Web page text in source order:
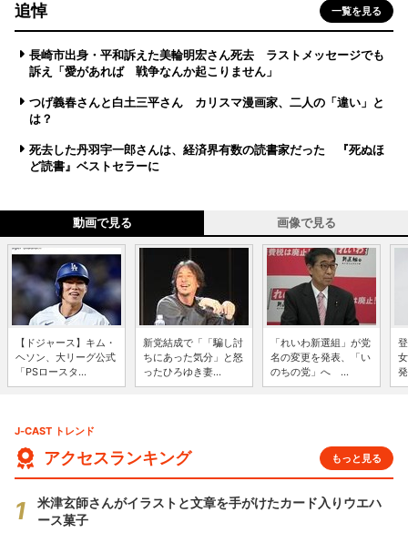
追悼 一覧を見る
長崎市出身・平和訴えた美輪明宏さん死去 ラストメッセージでも
訴え「愛があれば 戦争なんか起こりません」
つげ義春さんと白土三平さん カリスマ漫画家、二人の「違い」と
は？
死去した丹羽宇一郎さんは、経済界有数の読書家だった 『死ぬほ
ど読書』ベストセラーに
動画で見る 画像で見る
【ドジャース】キム・
ヘソン、大リーグ公式
「PSロースタ...
新党結成で「「騙し討
ちにあった気分」と怒
ったひろゆき妻...
「れいわ新選組」が党
名の変更を発表、「い
のちの党」へ ...
J-CAST トレンド
アクセスランキング もっと見る
米津玄師さんがイラストと文章を手がけたカード入りウエハ
ース菓子